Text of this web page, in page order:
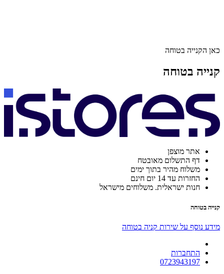
כאן הקנייה בטוחה
קנייה בטוחה
אתר מוצפן
דף התשלום מאובטח
משלוח מהיר בתוך ימים
החזרות עד 14 יום חינם
חנות ישראלית. משלוחים מישראל
קנייה בטוחה
מידע נוסף על שירות קניה בטוחה
התחברות
0723943197